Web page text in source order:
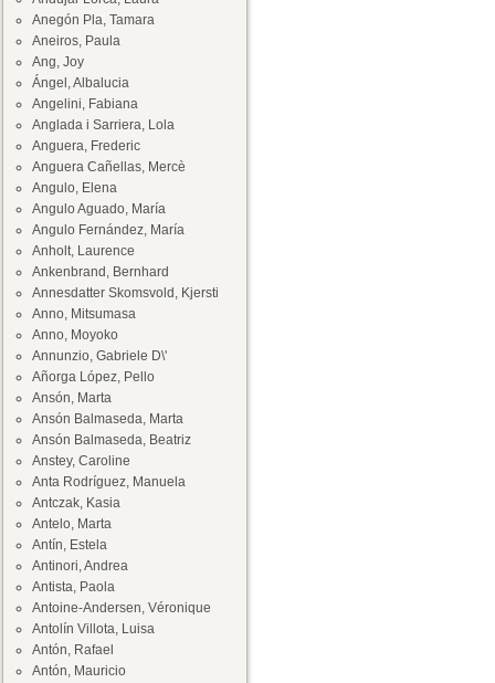
Anegón Pla, Tamara
Aneiros, Paula
Ang, Joy
Ángel, Albalucia
Angelini, Fabiana
Anglada i Sarriera, Lola
Anguera, Frederic
Anguera Cañellas, Mercè
Angulo, Elena
Angulo Aguado, María
Angulo Fernández, María
Anholt, Laurence
Ankenbrand, Bernhard
Annesdatter Skomsvold, Kjersti
Anno, Mitsumasa
Anno, Moyoko
Annunzio, Gabriele D\'
Añorga López, Pello
Ansón, Marta
Ansón Balmaseda, Marta
Ansón Balmaseda, Beatriz
Anstey, Caroline
Anta Rodríguez, Manuela
Antczak, Kasia
Antelo, Marta
Antín, Estela
Antinori, Andrea
Antista, Paola
Antoine-Andersen, Véronique
Antolín Villota, Luisa
Antón, Rafael
Antón, Mauricio